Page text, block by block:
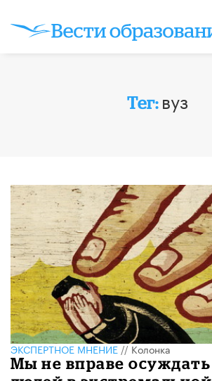
Тег: вуз
ЭКСПЕРТНОЕ МНЕНИЕ//Колонка
Мы не вправе